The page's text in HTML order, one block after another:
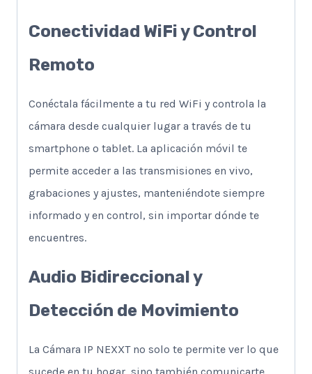
Conectividad WiFi y Control
Remoto
Conéctala fácilmente a tu red WiFi y controla la
cámara desde cualquier lugar a través de tu
smartphone o tablet. La aplicación móvil te
permite acceder a las transmisiones en vivo,
grabaciones y ajustes, manteniéndote siempre
informado y en control, sin importar dónde te
encuentres.
Audio Bidireccional y
Detección de Movimiento
La Cámara IP NEXXT no solo te permite ver lo que